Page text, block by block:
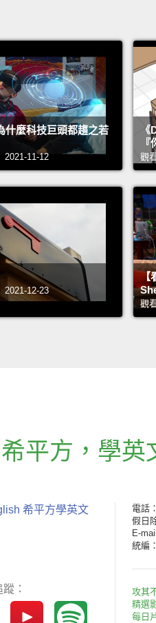
什麼科技巨頭都趨之若
2021-11-12 觀
2021-12-23
【
觀
希平方 ， 學英
希平方學英文
：
電話
假日
E-
統編
攻其
精選
每日